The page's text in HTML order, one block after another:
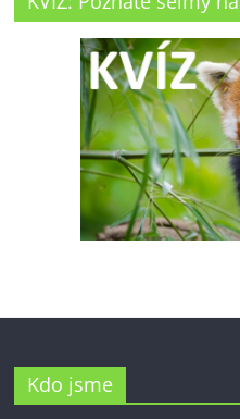
Kdo jsme